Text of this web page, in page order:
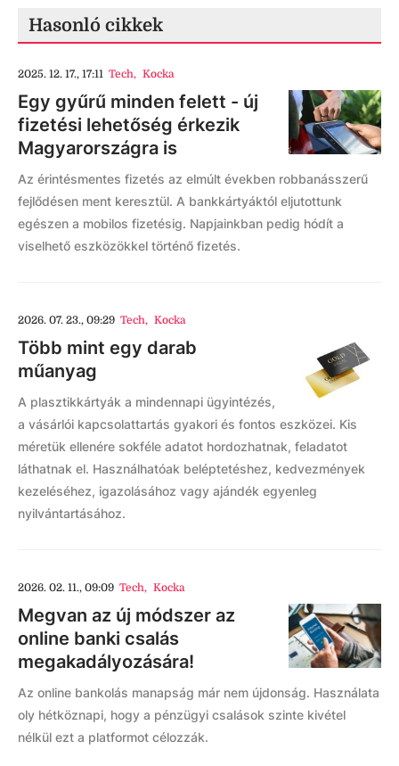
Hasonló cikkek
2025. 12. 17., 17:11 Tech, Kocka
Egy gyűrű minden felett - új
fizetési lehetőség érkezik
Magyarországra is
Az érintésmentes fizetés az elmúlt években robbanásszerű
fejlődésen ment keresztül. A bankkártyáktól eljutottunk
egészen a mobilos fizetésig. Napjainkban pedig hódít a
viselhető eszközökkel történő fizetés.
2026. 07. 23., 09:29 Tech, Kocka
Több mint egy darab
műanyag
A plasztikkártyák a mindennapi ügyintézés,
a vásárlói kapcsolattartás gyakori és fontos eszközei. Kis
méretük ellenére sokféle adatot hordozhatnak, feladatot
láthatnak el. Használhatóak beléptetéshez, kedvezmények
kezeléséhez, igazolásához vagy ajándék egyenleg
nyilvántartásához.
2026. 02. 11., 09:09 Tech, Kocka
Megvan az új módszer az
online banki csalás
megakadályozására!
Az online bankolás manapság már nem újdonság. Használata
oly hétköznapi, hogy a pénzügyi csalások szinte kivétel
nélkül ezt a platformot célozzák.